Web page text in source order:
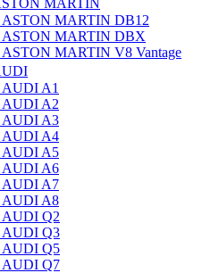
MARTIN
ASTON MARTIN DB12
ASTON MARTIN DBX
ASTON MARTIN V8 Vantage
AUDI A1
AUDI A2
AUDI A3
AUDI A4
AUDI A5
AUDI A6
AUDI A7
AUDI A8
AUDI Q2
AUDI Q3
AUDI Q5
AUDI Q7